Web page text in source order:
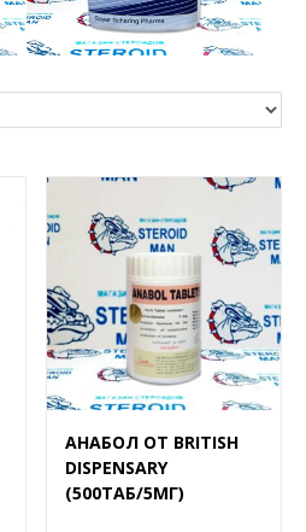
АНАБОЛ ОТ BRITISH
DISPENSARY
(500ТАБ/5МГ)